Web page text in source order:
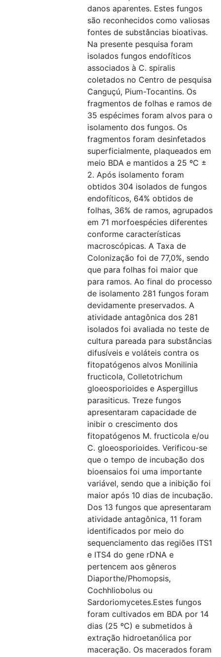
danos aparentes. Estes fungos
são reconhecidos como valiosas
fontes de substâncias bioativas.
Na presente pesquisa foram
isolados fungos endofíticos
associados à C. spiralis
coletados no Centro de pesquisa
Canguçú, Pium-Tocantins. Os
fragmentos de folhas e ramos de
35 espécimes foram alvos para o
isolamento dos fungos. Os
fragmentos foram desinfetados
superficialmente, plaqueados em
meio BDA e mantidos a 25 ºC ±
2. Após isolamento foram
obtidos 304 isolados de fungos
endofíticos, 64% obtidos de
folhas, 36% de ramos, agrupados
em 71 morfoespécies diferentes
conforme características
macroscópicas. A Taxa de
Colonização foi de 77,0%, sendo
que para folhas foi maior que
para ramos. Ao final do processo
de isolamento 281 fungos foram
devidamente preservados. A
atividade antagônica dos 281
isolados foi avaliada no teste de
cultura pareada para substâncias
difusíveis e voláteis contra os
fitopatógenos alvos Monilinia
fructicola, Colletotrichum
gloeosporioides e Aspergillus
parasiticus. Treze fungos
apresentaram capacidade de
inibir o crescimento dos
fitopatógenos M. fructicola e/ou
C. gloeosporioides. Verificou-se
que o tempo de incubação dos
bioensaios foi uma importante
variável, sendo que a inibição foi
maior após 10 dias de incubação.
Dos 13 fungos que apresentaram
atividade antagônica, 11 foram
identificados por meio do
sequenciamento das regiões ITS1
e ITS4 do gene rDNA e
pertencem aos gêneros
Diaporthe/Phomopsis,
Cochhliobolus ou
Sardoriomycetes.Estes fungos
foram cultivados em BDA por 14
dias (25 ºC) e submetidos à
extração hidroetanólica por
maceração. Os macerados foram